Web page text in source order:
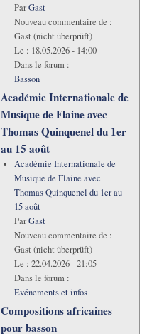
ParGast
Nouveau commentaire de :
Gast (nicht überprüft)
Le : 18.05.2026 - 14:00
Dans le forum :
Basson
Académie Internationale de
Musique de Flaine avec
Thomas Quinquenel du 1er
au 15 août
Académie Internationale de
Musique de Flaine avec
Thomas Quinquenel du 1er au
15 août
ParGast
Nouveau commentaire de :
Gast (nicht überprüft)
Le : 22.04.2026 - 21:05
Dans le forum :
Evénements et infos
Compositions africaines
pour basson